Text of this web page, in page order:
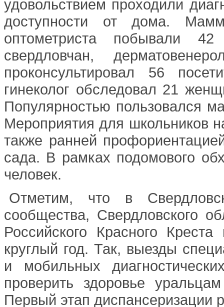
удовольствием проходили
доступности от дома.
оптометриста побывали
свердловчан,
проконсультировал 56
гинеколог обследовал 21
Популярностью пользовался
Мероприятия для школьников
также ранней
сада. В рамках подомового
человек.
Отметим, что в
сообщества, Свердловского
Российского Красного
круглый год. Так, выезды
и мобильных
проверить здоровье
Первый этап